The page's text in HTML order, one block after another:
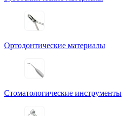
Ортодонтические материалы
Стоматологические инструменты